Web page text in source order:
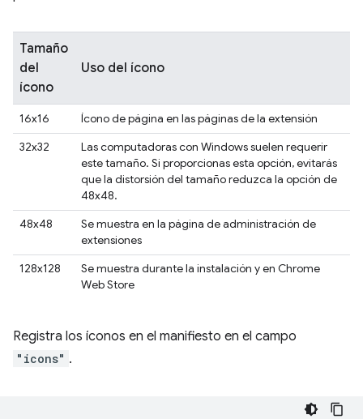
Tamaño
del
ícono
Uso del ícono
16x16
Ícono de página en las páginas de la extensión
32x32
Las computadoras con Windows suelen requerir
este tamaño. Si proporcionas esta opción, evitarás
que la distorsión del tamaño reduzca la opción de
48x48.
48x48
Se muestra en la página de administración de
extensiones
128x128
Se muestra durante la instalación y en Chrome
Web Store
Registra los íconos en el manifiesto en el campo
"icons" .